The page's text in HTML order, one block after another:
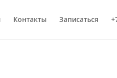
Контакты Записаться